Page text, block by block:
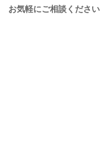
お気軽にご相談ください